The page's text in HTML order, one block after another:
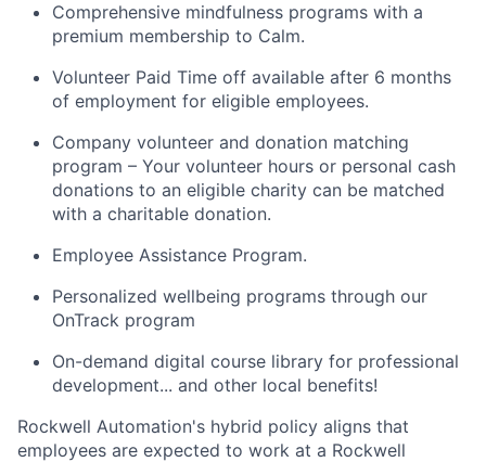
Comprehensive mindfulness programs with a
premium membership to Calm.
Volunteer Paid Time off available after 6 months
of employment for eligible employees.
Company volunteer and donation matching
program – Your volunteer hours or personal cash
donations to an eligible charity can be matched
with a charitable donation.
Employee Assistance Program.
Personalized wellbeing programs through our
OnTrack program
On-demand digital course library for professional
development... and other local benefits!
Rockwell Automation's hybrid policy aligns that
employees are expected to work at a Rockwell